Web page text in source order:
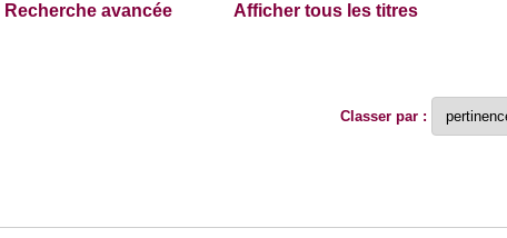
Recherche avancée Afficher tous les titres
Classer par :